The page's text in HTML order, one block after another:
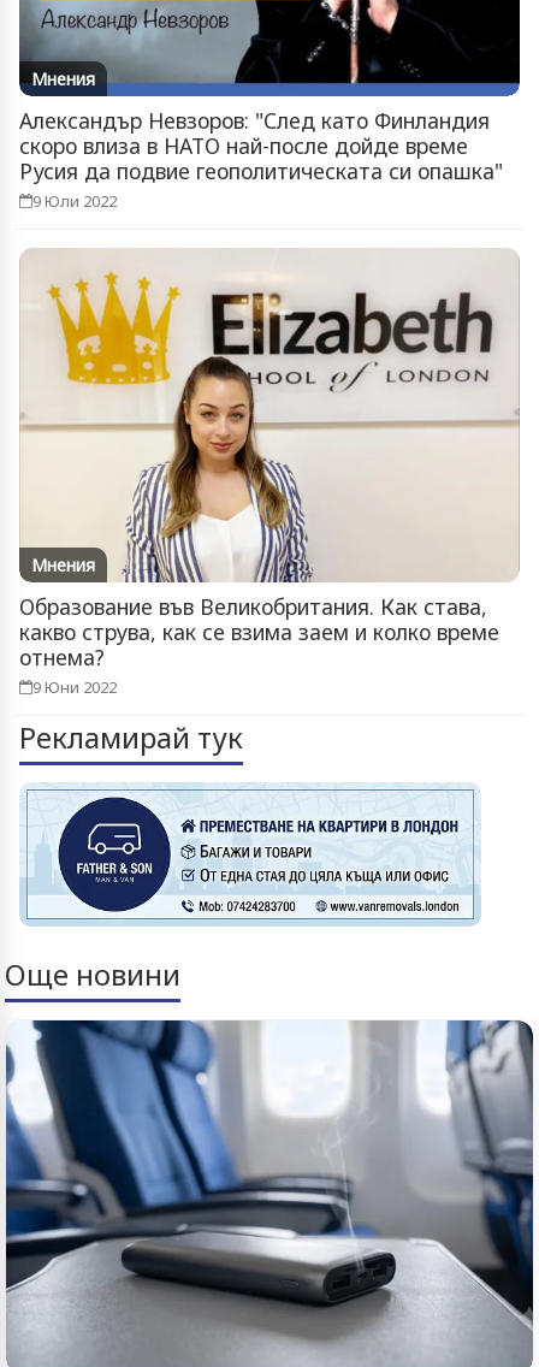
Мнения
Александър Невзоров: "След като Финландия
скоро влиза в НАТО най-после дойде време
Русия да подвие геополитическата си опашка"
9 Юли 2022
Мнения
Образование във Великобритания. Как става,
какво струва, как се взима заем и колко време
отнема?
9 Юни 2022
Рекламирай тук
Още новини